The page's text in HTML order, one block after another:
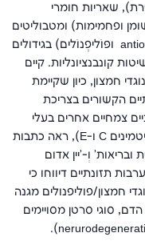
שאריות חומרי
ופחמימות) ומטבוליטים
משניים (כגון חומרים נוגדי חמצון –antioxidants ופּוֹליפֶנוֹלים) בגידולים
קונבנציונליות. קיים
חמצון, כיון שקיימת
הקשורים בצריכת
צמחיים אחרים בעלי
פעילות נוגדת חמצון (כגון קָרוֹטֶנוֹאידים והויטמינים C ו-E), ראה כתבות
ובריאות' וְ-'יין אדום
תזונתיים דיווחו כי
חמצון/פוליפנולים מגנה
סוגי סרטן מסויימים